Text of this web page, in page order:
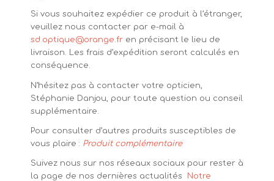
Si vous souhaitez expédier ce produit à l’étranger,
veuillez nous contacter par e-mail à
sd.optique@orange.fren précisant le lieu de
livraison. Les frais d’expédition seront calculés en
conséquence.
N’hésitez pas à contacter votre opticien,
Stéphanie Danjou, pour toute question ou conseil
supplémentaire.
Pour consulter d’autres produits susceptibles de
vous plaire : Produit complémentaire
Suivez nous sur nos réseaux sociaux pour rester à
la page de nos dernières actualités
Notre